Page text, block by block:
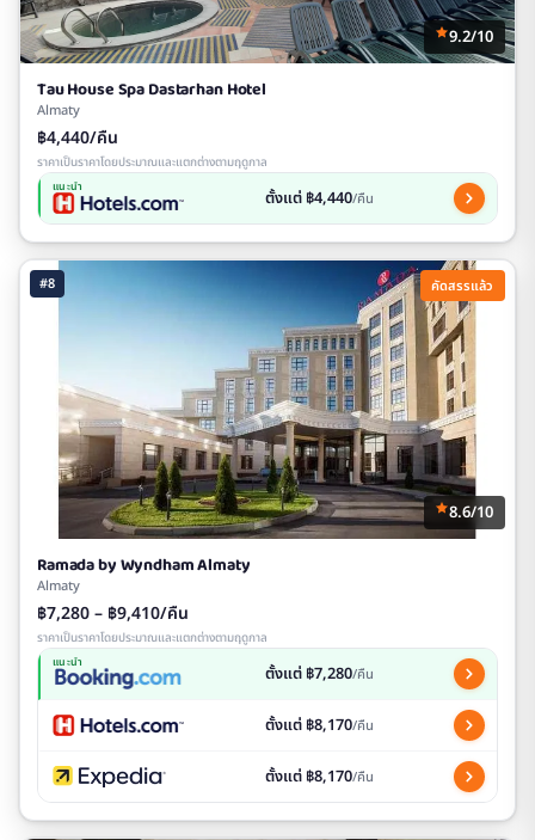
9.2/10
Tau House Spa Dastarhan Hotel
Almaty
฿4,440/คืน
ราคาเป็นราคาโดยประมาณและแตกต่างตามฤดูกาล
แนะนำ ตั้งแต่ ฿4,440/คืน
#8 คัดสรรแล้ว
8.6/10
Ramada by Wyndham Almaty
Almaty
฿7,280 – ฿9,410/คืน
ราคาเป็นราคาโดยประมาณและแตกต่างตามฤดูกาล
แนะนำ ตั้งแต่ ฿7,280/คืน
ตั้งแต่ ฿8,170/คืน
ตั้งแต่ ฿8,170/คืน